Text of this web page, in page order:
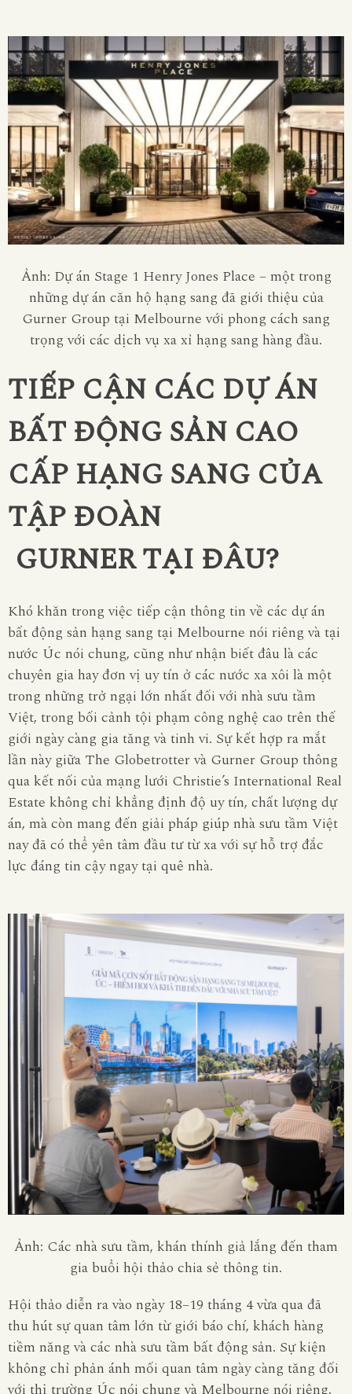
Ảnh: Dự án Stage 1 Henry Jones Place – một trong
những dự án căn hộ hạng sang đã giới thiệu của
Gurner Group tại Melbourne với phong cách sang
trọng với các dịch vụ xa xỉ hạng sang hàng đầu.
TIẾP CẬN CÁC DỰ ÁN
BẤT ĐỘNG SẢN CAO
CẤP HẠNG SANG CỦA
TẬP ĐOÀN
GURNERTẠI ĐÂU?
Khó khăn trong việc tiếp cận thông tin về các dự án
bất động sản hạng sang tại Melbourne nói riêng và tại
nước Úc nói chung, cũng như nhận biết đâu là các
chuyên gia hay đơn vị uy tín ở các nước xa xôi là một
trong những trở ngại lớn nhất đối với nhà sưu tầm
Việt, trong bối cảnh tội phạm công nghệ cao trên thế
giới ngày càng gia tăng và tinh vi. Sự kết hợp ra mắt
lần này giữa The Globetrotter và Gurner Group thông
qua kết nối của mạng lưới Christie’s International Real
Estate không chỉ khẳng định độ uy tín, chất lượng dự
án, mà còn mang đến giải pháp giúp nhà sưu tầm Việt
nay đã có thể yên tâm đầu tư từ xa với sự hỗ trợ đắc
lực đáng tin cậy ngay tại quê nhà.
Ảnh: Các nhà sưu tầm, khán thính giả lắng đến tham
gia buổi hội thảo chia sẻ thông tin.
Hội thảo diễn ra vào ngày 18–19 tháng 4 vừa qua đã
thu hút sự quan tâm lớn từ giới báo chí, khách hàng
tiềm năng và các nhà sưu tầm bất động sản. Sự kiện
không chỉ phản ánh mối quan tâm ngày càng tăng đối